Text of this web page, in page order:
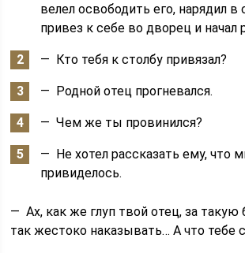
велел освободить его, нарядил
привез к себе во дворец и начал
— Кто тебя к столбу привязал?
— Родной отец прогневался.
— Чем же ты провинился?
— Не хотел рассказать ему, что
привиделось.
— Ах, как же глуп твой отец, за такую
так жестоко наказывать… А что тебе